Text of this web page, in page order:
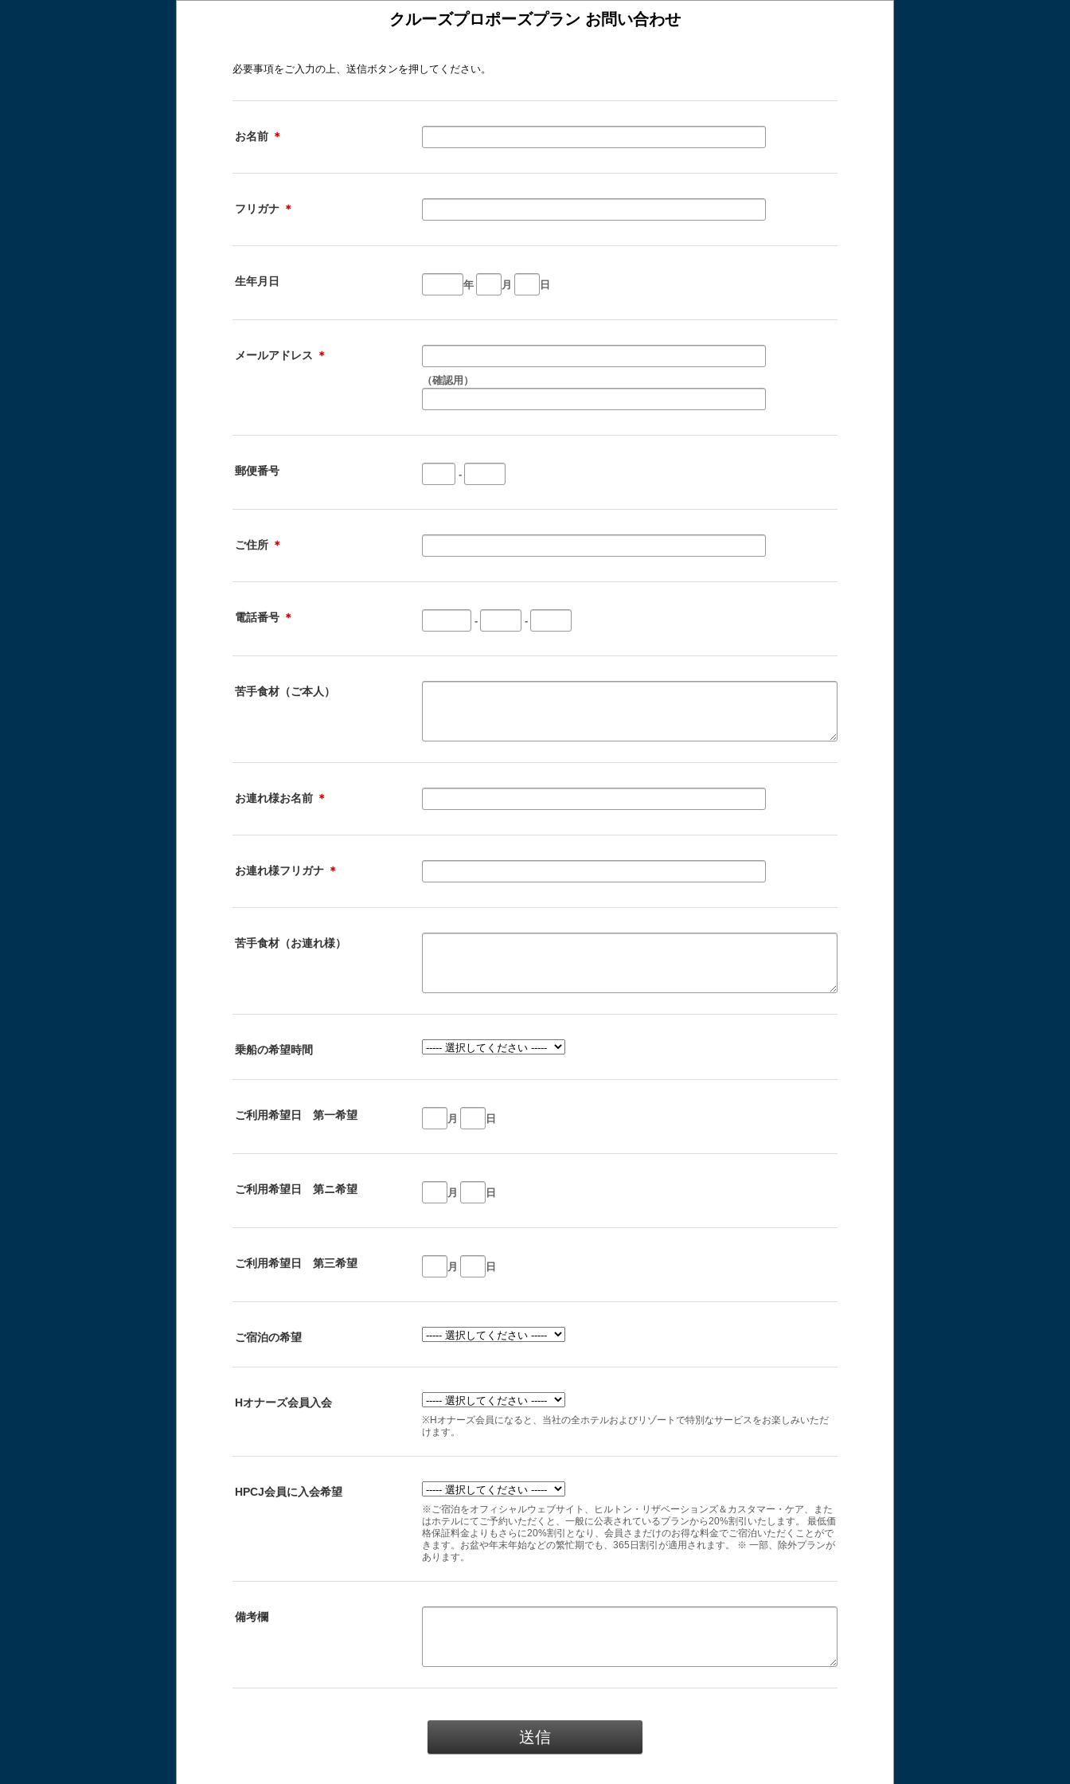
クルーズプロポーズプラン お問い合わせ
必要事項をご入力の上、送信ボタンを押してください。
お名前 ＊
フリガナ ＊
生年月日 年 月 日
メールアドレス ＊
（確認用）
郵便番号 -
ご住所 ＊
電話番号 ＊ - -
苦手食材（ご本人）
お連れ様お名前 ＊
お連れ様フリガナ ＊
苦手食材（お連れ様）
乗船の希望時間
ご利用希望日 第一希望 月 日
ご利用希望日 第ニ希望 月 日
ご利用希望日 第三希望 月 日
ご宿泊の希望
Hオナーズ会員入会
※Hオナーズ会員になると、当社の全ホテルおよびリゾートで特別なサービスをお楽しみいただ
けます。
HPCJ会員に入会希望
※ご宿泊をオフィシャルウェブサイト、ヒルトン・リザベーションズ＆カスタマー・ケア、また
はホテルにてご予約いただくと、一般に公表されているプランから20%割引いたします。 最低価
格保証料金よりもさらに20%割引となり、会員さまだけのお得な料金でご宿泊いただくことがで
きます。お盆や年末年始などの繁忙期でも、365日割引が適用されます。 ※ 一部、除外プランが
あります。
備考欄